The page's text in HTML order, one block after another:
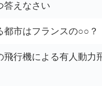
答えなさい
市はフランスの○○？
飛行機による有人動力